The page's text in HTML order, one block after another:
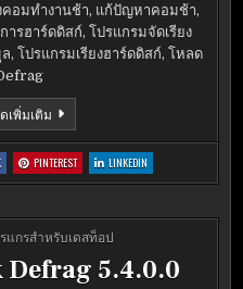
คอมทำงานช้า, แก้ปัญหาคอมช้า,
ารฮาร์ดดิสก์, โปรแกรมจัดเรียง
, โปรแกรมเรียงฮาร์ดดิสก์, โหลด
เพิ่มเติม ULTRADEFRAG
6.1.0
:
ULTRADEFRAG
6.1.0
PINTEREST:
ULTRADEFRAG
6.1.0
LINKEDIN:
ULTRADEFRAG
6.1.0
แกรสำหรับเดสท็อป
5.4.0.0